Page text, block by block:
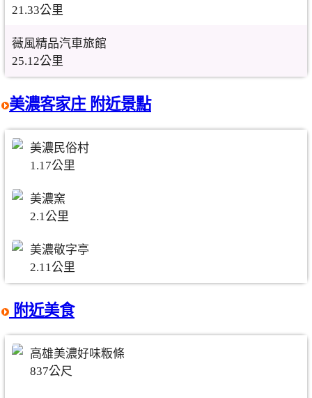
21.33公里
薇風精品汽車旅館
25.12公里
美濃客家庄 附近景點
美濃民俗村
1.17公里
美濃窯
2.1公里
美濃敬字亭
2.11公里
附近美食
高雄美濃好味粄條
837公尺